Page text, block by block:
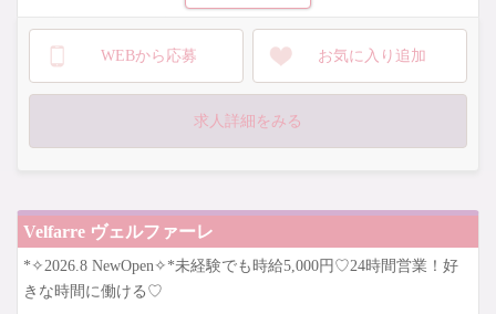
ガルバより圧倒的に稼げてキャバより働きやすい♡
＼体入時給4,000円をお約束！／
未経験さんも どなたでも大歓迎！
WEBから応募 お気に入り追加
求人詳細をみる
Velfarre ヴェルファーレ
*✧2026.8 NewOpen✧*未経験でも時給5,000円♡24時間営業！好
きな時間に働ける♡